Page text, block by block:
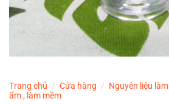
Trang chủ / Cửa hàng / Nguyên liệu
ẩm , làm mềm